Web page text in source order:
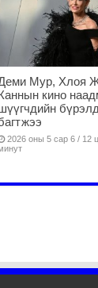
Мур, Хлоя
кино
2026 оны 5 сар 6 / 12